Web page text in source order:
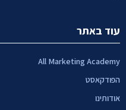
עוד באתר
All Marketing Academy
הפודקאסט
אודותינו